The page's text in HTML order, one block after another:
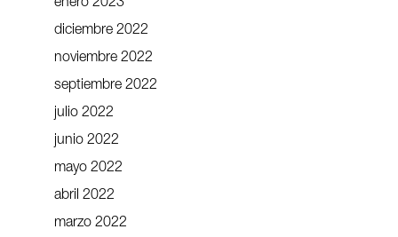
enero 2023
diciembre 2022
noviembre 2022
septiembre 2022
julio 2022
junio 2022
mayo 2022
abril 2022
marzo 2022